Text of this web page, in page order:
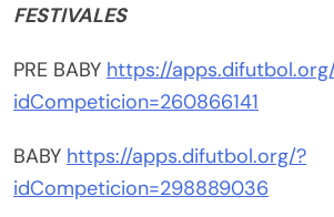
FESTIVALES
PRE BABY https://
idCompeticion=260866141
BABY https://apps.difutbol.org/?
idCompeticion=298889036